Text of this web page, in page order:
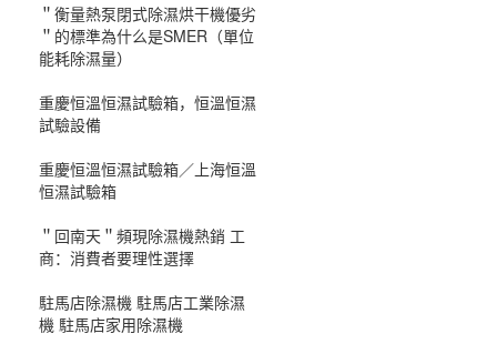
＂衡量熱泵閉式除濕烘干機優劣
＂的標準為什么是SMER（單位
能耗除濕量）
重慶恒溫恒濕試驗箱，恒溫恒濕
試驗設備
重慶恒溫恒濕試驗箱／上海恒溫
恒濕試驗箱
＂回南天＂頻現除濕機熱銷 工
商：消費者要理性選擇
駐馬店除濕機 駐馬店工業除濕
機 駐馬店家用除濕機